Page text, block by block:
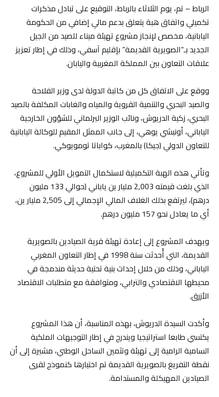
الرباط – تم، يوم الثلاثاء بالرباط، التوقيع على تبادل مذكرات
تكميلي واتفاق هبة يتعلق بدعم مالي إضافي من الحكومة
اليابانية، مخصص لإنجاز مشروع تهيئة ميناء للصيد من الجيل
الجديد بـ“الصويرية القديمة” بإقليم آسفي، وذلك في إطار تعزيز
علاقات التعاون بين المملكة المغربية واليابان.
ووقع على الاتفاق كل من كاتبة الدولة لدى وزير الفلاحة
والصيد البحري والتنمية القروية والمياه والغابات المكلفة بالصيد
البحري، زكية الدريوش، ونائب الوزير البرلماني للشؤون الخارجية
الياباني، أونيشي يوهي، إلى جانب الممثل المقيم للوكالة اليابانية
للتعاون الدولي (جيكا) بالمغرب، كواباتا تومويوكي.
وتأتي هذه الهبة التكميلية لاستكمال التمويل الأولي للمشروع،
الذي بلغت قيمته 2,003 مليار ين ياباني (حوالي 133 مليون
درهم)، ليرتفع بذلك الغلاف المالي الإجمالي إلى 2,505 مليار ين،
أي ما يعادل نحو 157 مليون درهم.
ويهدف المشروع إلى إعادة تهيئة قرية الصيادين بالصويرية
القديمة، التي أُحدثت سنة 1998 في إطار التعاون المغربي
الياباني، وذلك من خلال إحداث بنية تحتية حديثة مندمجة في
محيطها الاقتصادي والترابي، ومتوافقة مع متطلبات الاقتصاد
الأزرق.
وأكدت السيدة الدريوش، بهذه المناسبة، أن هذا المشروع
يكتسي طابعا استراتيجيا ويندرج في إطار التوجيهات الملكية
السامية الرامية إلى تهيئة وتثمين الساحل الوطني، مشيرة إلى أن
نقطة التفريغ بالصويرية القديمة تم اختيارها كنموذج لقرى
الصيادين المهيكلة والمستدامة.